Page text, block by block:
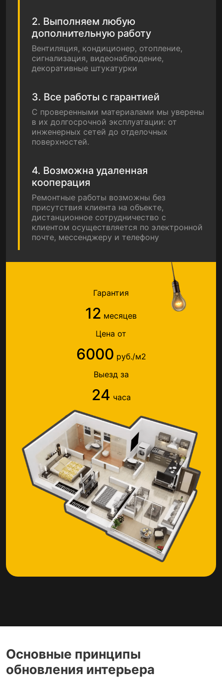
2. Выполняем любую
дополнительную работу
Вентиляция, кондиционер, отопление,
сигнализация, видеонаблюдение,
декоративные штукатурки
3. Все работы с гарантией
С проверенными материалами мы уверены
в их долгосрочной эксплуатации: от
инженерных сетей до отделочных
поверхностей.
4. Возможна удаленная
кооперация
Ремонтные работы возможны без
присутствия клиента на объекте,
дистанционное сотрудничество с
клиентом осуществляется по электронной
почте, мессенджеру и телефону
Гарантия
12 месяцев
Цена от
6000 руб./м2
Выезд за
24 часа
Основные принципы
обновления интерьера